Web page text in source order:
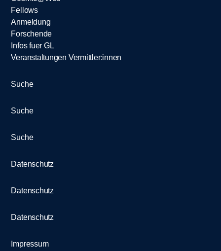
Fellows
Anmeldung
Forschende
Infos fuer GL
Veranstaltungen Vermittler:innen
Suche
Suche
Suche
Datenschutz
Datenschutz
Datenschutz
Impressum